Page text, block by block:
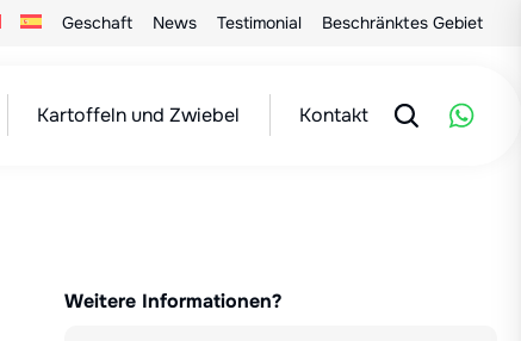
Geschaft News Testimonial Beschränktes Gebiet
Kartoffeln und Zwiebel Kontakt
Weitere Informationen?